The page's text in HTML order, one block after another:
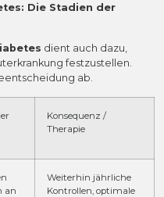
Die Stadien der
dient auch dazu,
festzustellen.
ab.
Konsequenz /
Therapie
an
Weiterhin jährliche
Kontrollen, optimale